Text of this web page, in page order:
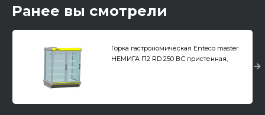
Ранее вы смотрели
Горка гастрономическая Enteco master
НЕМИГА П2 RD 250 ВС пристенная,